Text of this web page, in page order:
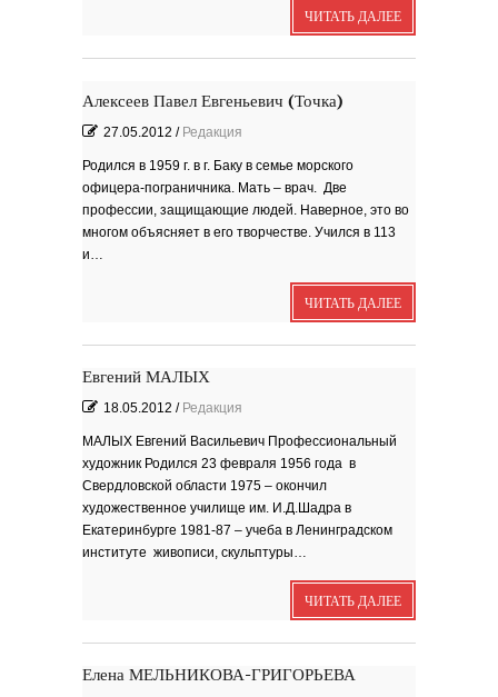
ЧИТАТЬ ДАЛЕЕ
Алексеев Павел Евгеньевич (Точка)
27.05.2012 / Редакция
Родился в 1959 г. в г. Баку в семье морского
офицера-пограничника. Мать – врач. Две
профессии, защищающие людей. Наверное, это во
многом объясняет в его творчестве. Учился в 113
и…
ЧИТАТЬ ДАЛЕЕ
Евгений МАЛЫХ
18.05.2012 / Редакция
МАЛЫХ Евгений Васильевич Профессиональный
художник Родился 23 февраля 1956 года в
Свердловской области 1975 – окончил
художественное училище им. И.Д.Шадра в
Екатеринбурге 1981-87 – учеба в Ленинградском
институте живописи, скульптуры…
ЧИТАТЬ ДАЛЕЕ
Елена МЕЛЬНИКОВА-ГРИГОРЬЕВА